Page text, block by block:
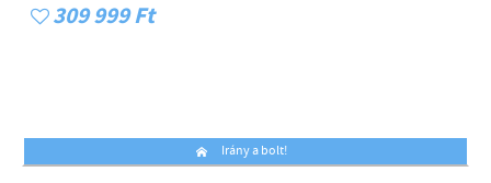
309 999 Ft
Irány a bolt!